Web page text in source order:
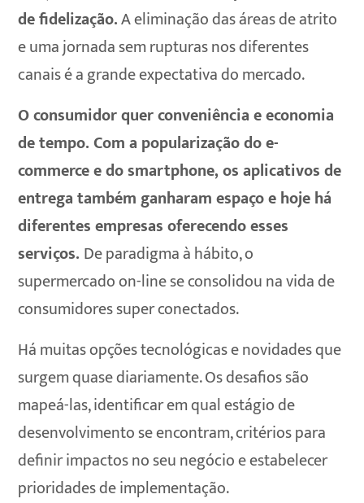
de fidelização.A eliminação das áreas de atrito
e uma jornada sem rupturas nos diferentes
canais é a grande expectativa do mercado.
O consumidor quer conveniência e economia
de tempo. Com a popularização do e-
commerce e do smartphone, os aplicativos de
entrega também ganharam espaço e hoje há
diferentes empresas oferecendo esses
serviços. De paradigma à hábito, o
supermercado on-line se consolidou na vida de
consumidores super conectados.
Há muitas opções tecnológicas e novidades que
surgem quase diariamente. Os desafios são
mapeá-las, identificar em qual estágio de
desenvolvimento se encontram, critérios para
definir impactos no seu negócio e estabelecer
prioridades de implementação.